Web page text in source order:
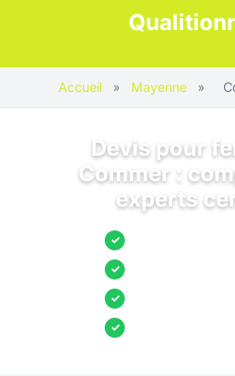
Accueil » Mayenne »
Devis pour
Commer :
experts
✓
✓
✓
✓